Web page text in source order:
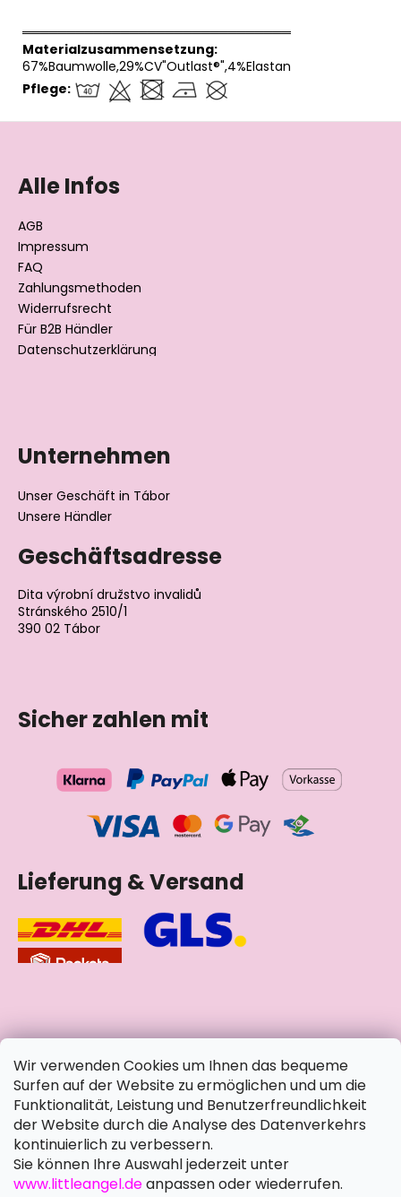
Wir verwenden Cookies um Ihnen das bequeme
Surfen auf der Website zu ermöglichen und um die
Funktionalität, Leistung und Benutzerfreundlichkeit
der Website durch die Analyse des Datenverkehrs
kontinuierlich zu verbessern.
Sie können Ihre Auswahl jederzeit unter
www.littleangel.deanpassen oder wiederrufen.
══════════════════════════════
Materialzusammensetzung:
67%Baumwolle,29%CV"Outlast®",4%Elastan
Pflege:
Alle Infos
AGB
Impressum
FAQ
Zahlungsmethoden
Widerrufsrecht
Für B2B Händler
Datenschutzerklärung
Unternehmen
Unser Geschäft in Tábor
Unsere Händler
Geschäftsadresse
Dita výrobní družstvo invalidů
Stránského 2510/1
390 02 Tábor
Sicher zahlen mit
Lieferung & Versand
soziale Netzwerke